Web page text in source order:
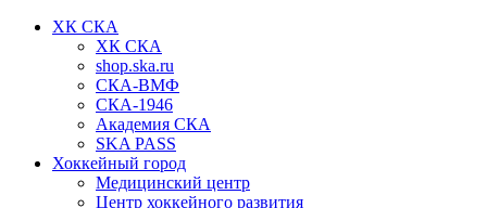
ХК СКА
ХК СКА
shop.ska.ru
СКА-ВМФ
СКА-1946
Академия СКА
SKA PASS
Хоккейный город
Медицинский центр
Центр хоккейного развития